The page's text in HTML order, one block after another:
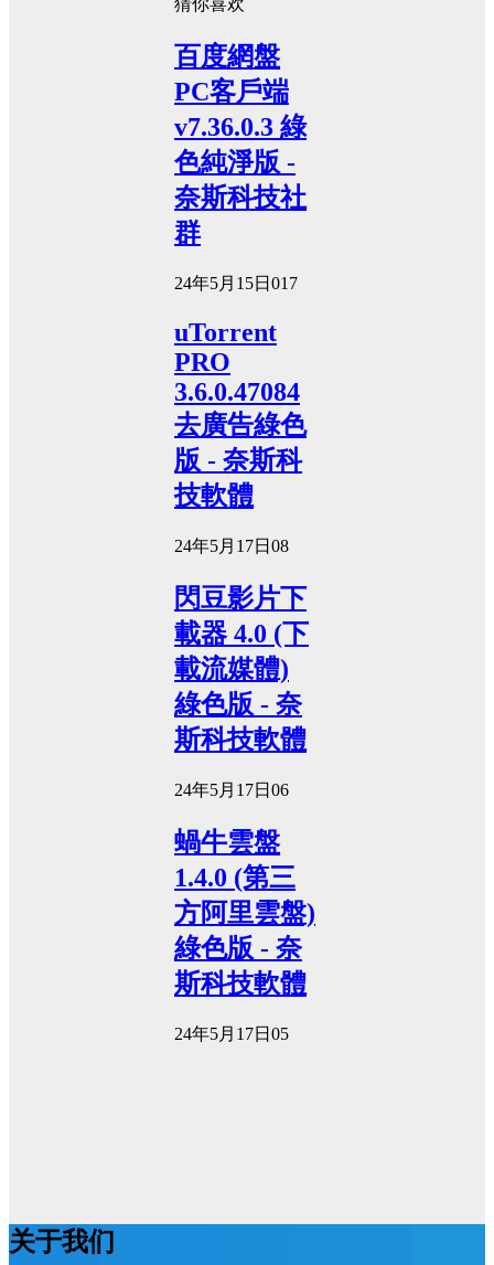
猜你喜欢
百度網盤
PC客戶端
v7.36.0.3 綠
色純淨版 -
奈斯科技社
群
24年5月15日 017
uTorrent
PRO
3.6.0.47084
去廣告綠色
版 - 奈斯科
技軟體
24年5月17日 08
閃豆影片下
載器 4.0 (下
載流媒體)
綠色版 - 奈
斯科技軟體
24年5月17日 06
蝸牛雲盤
1.4.0 (第三
方阿里雲盤)
綠色版 - 奈
斯科技軟體
24年5月17日 05
关于我们